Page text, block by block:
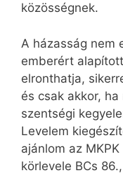
közösségnek.
A házasság nem
emberért
elronthatja,
és csak akkor,
szentségi
Levelem
ajánlom az
körlevele BCs